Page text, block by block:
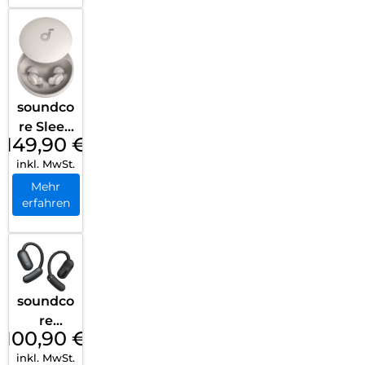
soundco
re Sleep
A20
White
149,90 €
inkl. MwSt.
Mehr
erfahren
soundco
re
AeroFit
2 Black
100,90 €
inkl. MwSt.